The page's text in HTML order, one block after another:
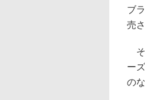
ブ
売
そ
ー
の